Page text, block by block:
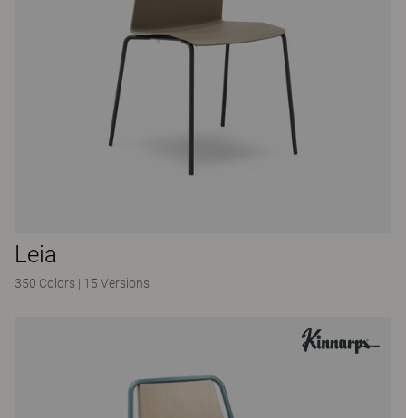
Leia
350 Colors | 15 Versions